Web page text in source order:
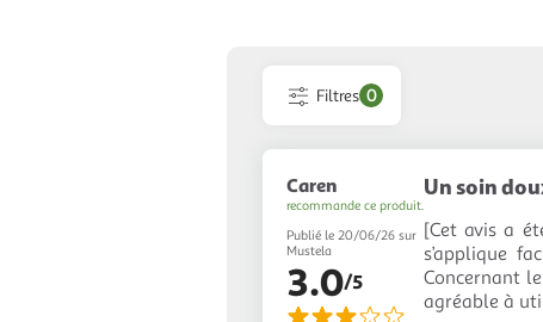
Filtres 0
Caren
recommande ce produit.
Publié le 20/06/26 sur
Mustela
3.0/5
Un soin
[Cet avis a
s’applique
Concernant
agréable à